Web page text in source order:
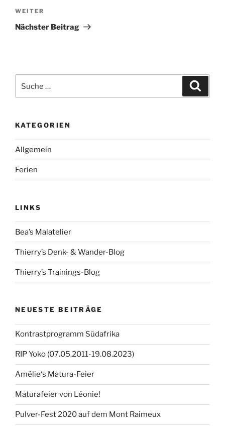
Nächster
Beitrag
WEITER
Nächster Beitrag
nach:
KATEGORIEN
Allgemein
Ferien
LINKS
Bea’s Malatelier
Thierry’s Denk- & Wander-Blog
Thierry’s Trainings-Blog
NEUESTE BEITRÄGE
Kontrastprogramm Südafrika
RIP Yoko (07.05.2011-19.08.2023)
Amélie‘s Matura-Feier
Maturafeier von Léonie!
Pulver-Fest 2020 auf dem Mont Raimeux